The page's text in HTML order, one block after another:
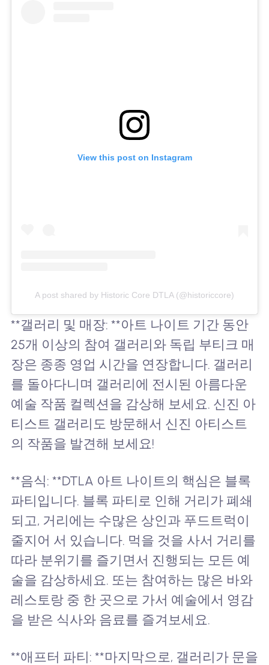
View this post on Instagram
A post shared by Historic Core DTLA (@historiccore)
**갤러리 및 매장: **아트 나이트 기간 동안
25개 이상의 참여 갤러리와 독립 부티크 매
장은 종종 영업 시간을 연장합니다. 갤러리
를 돌아다니며 갤러리에 전시된 아름다운
예술 작품 컬렉션을 감상해 보세요. 신진 아
티스트 갤러리도 방문해서 신진 아티스트
의 작품을 발견해 보세요!
**음식: **DTLA 아트 나이트의 핵심은 블록
파티입니다. 블록 파티로 인해 거리가 폐쇄
되고, 거리에는 수많은 상인과 푸드트럭이
줄지어 서 있습니다. 먹을 것을 사서 거리를
따라 분위기를 즐기면서 진행되는 모든 예
술을 감상하세요. 또는 참여하는 많은 바와
레스토랑 중 한 곳으로 가서 예술에서 영감
을 받은 식사와 음료를 즐겨보세요.
**애프터 파티: **마지막으로, 갤러리가 문을